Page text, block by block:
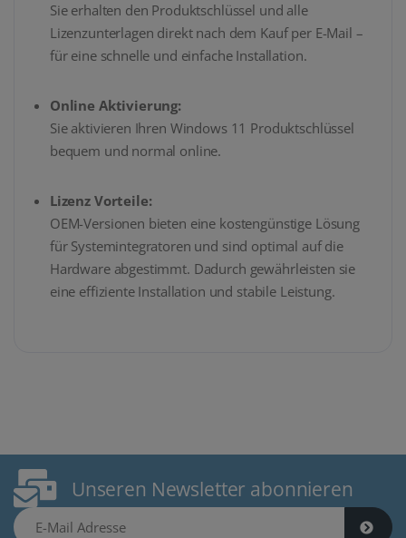
Sie erhalten den Produktschlüssel und alle
Lizenzunterlagen direkt nach dem Kauf per E-Mail –
für eine schnelle und einfache Installation.
Online Aktivierung:
Sie aktivieren Ihren Windows 11 Produktschlüssel
bequem und normal online.
Lizenz Vorteile:
OEM-Versionen bieten eine kostengünstige Lösung
für Systemintegratoren und sind optimal auf die
Hardware abgestimmt. Dadurch gewährleisten sie
eine effiziente Installation und stabile Leistung.
Unseren Newsletter abonnieren
E-Mail Adresse